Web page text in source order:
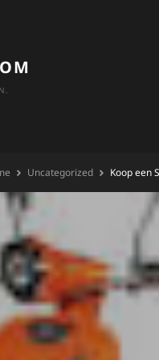
Uncategorized Koop een